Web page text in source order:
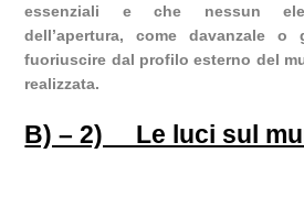
essenziali e che nessun
dell’apertura, come davanzale o
fuoriuscire dal profilo esterno del
realizzata.
B) – 2) Le luci sul